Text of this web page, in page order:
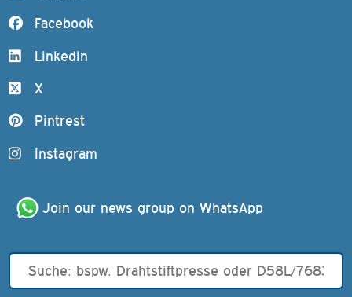
Facebook
Linkedin
X
Pintrest
Instagram
Join our news group on WhatsApp